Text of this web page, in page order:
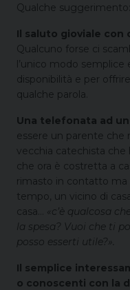
Qualche suggerimento:
Il saluto gioviale con
Qualcuno forse ci
l’unico modo semplice
disponibilità e per
qualche parola.
Una telefonata ad
essere un parente
vecchia catechista
che ora è costretta a
rimasto in contatto ma
tempo, un vicino di
casa… «c’è qualcosa
la spesa? Vuoi che ti
posso esserti utile?».
Il semplice
o conoscenti con la